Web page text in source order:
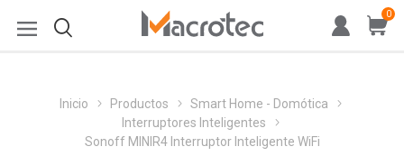
0
Inicio Productos
Smart Home - Domótica
Interruptores Inteligentes
Sonoff MINIR4 Interruptor Inteligente WiFi